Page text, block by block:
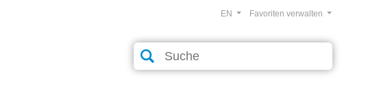
Favoriten verwalten
EN